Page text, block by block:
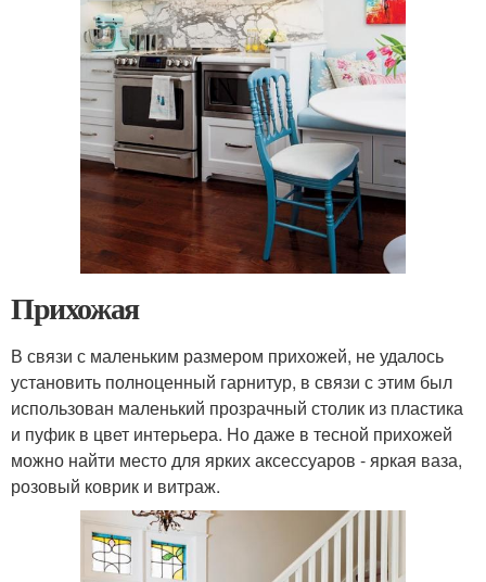
Прихожая
В связи с маленьким размером прихожей, не удалось
установить полноценный гарнитур, в связи с этим был
использован маленький прозрачный столик из пластика
и пуфик в цвет интерьера. Но даже в тесной прихожей
можно найти место для ярких аксессуаров - яркая ваза,
розовый коврик и витраж.